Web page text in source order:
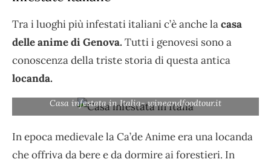
Tra i luoghi più infestati italiani c’è anche lacasa
delle anime di Genova. Tutti i genovesi sono a
conoscenza della triste storia di questa antica
locanda.
Casa infestata in Italia- wineandfoodtour.it
In epoca medievale la Ca’de Anime era una locanda
che offriva da bere e da dormire ai forestieri. In